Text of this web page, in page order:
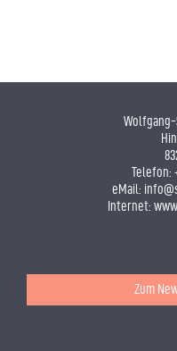
Telefon:
eMail:
Internet:
Zum